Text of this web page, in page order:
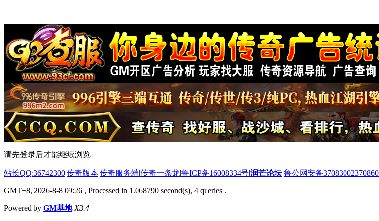
请先登录后才能继续浏览
站长QQ:36742300|传奇版本|传奇服务端|传奇一条龙|鲁ICP备16008334号|润芒论坛 鲁公网安备37083002370860
GMT+8, 2026-8-8 09:26 , Processed in 1.068790 second(s), 4 queries .
Powered by GM基地 X3.4